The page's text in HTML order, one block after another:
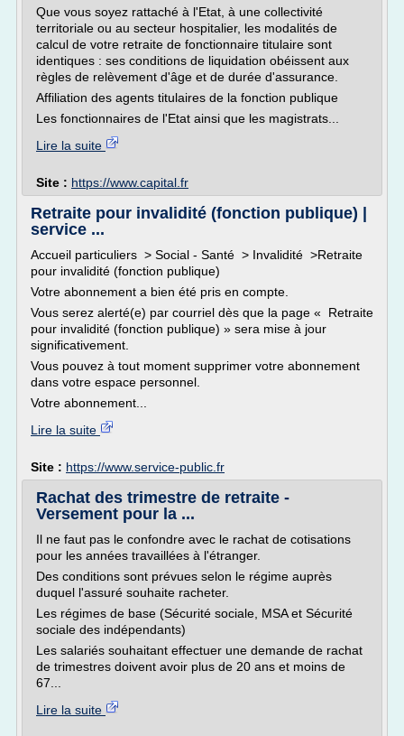
Que vous soyez rattaché à l'Etat, à une collectivité
territoriale ou au secteur hospitalier, les modalités de
calcul de votre retraite de fonctionnaire titulaire sont
identiques : ses conditions de liquidation obéissent aux
règles de relèvement d'âge et de durée d'assurance.
Affiliation des agents titulaires de la fonction publique
Les fonctionnaires de l'Etat ainsi que les magistrats...
Lire la suite
Site : https://www.capital.fr
Retraite pour invalidité (fonction publique) |
service ...
Accueil particuliers > Social - Santé > Invalidité >Retraite
pour invalidité (fonction publique)
Votre abonnement a bien été pris en compte.
Vous serez alerté(e) par courriel dès que la page « Retraite
pour invalidité (fonction publique) » sera mise à jour
significativement.
Vous pouvez à tout moment supprimer votre abonnement
dans votre espace personnel.
Votre abonnement...
Lire la suite
Site : https://www.service-public.fr
Rachat des trimestre de retraite -
Versement pour la ...
Il ne faut pas le confondre avec le rachat de cotisations
pour les années travaillées à l'étranger.
Des conditions sont prévues selon le régime auprès
duquel l'assuré souhaite racheter.
Les régimes de base (Sécurité sociale, MSA et Sécurité
sociale des indépendants)
Les salariés souhaitant effectuer une demande de rachat
de trimestres doivent avoir plus de 20 ans et moins de
67...
Lire la suite